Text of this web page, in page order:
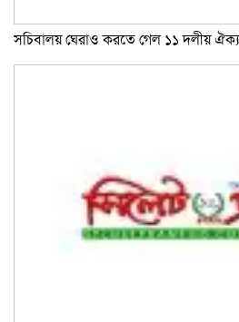
সচিবালয় ঘেরাও করতে গেল ১১ দলীয়